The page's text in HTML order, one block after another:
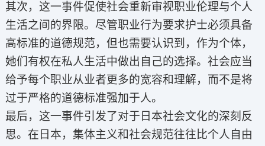
其次，这一事件促使社会重新审视职业伦理与个人
生活之间的界限。尽管职业行为要求护士必须具备
高标准的道德规范，但也需要认识到，作为个体，
她们有权在私人生活中做出自己的选择。社会应当
给予每个职业从业者更多的宽容和理解，而不是将
过于严格的道德标准强加于人。
最后，这一事件引发了对于日本社会文化的深刻反
思。在日本，集体主义和社会规范往往比个人自由